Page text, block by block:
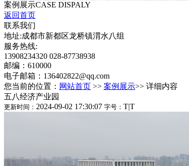
案例展示CASE DISPALY
返回首页
联系我们
地址:成都市新都区龙桥镇渭水八组
服务热线:
13908234320 028-87738938
邮编：610000
电子邮箱：136402822@qq.com
您当前的位置： 网站首页 >> 案例展示>> 详细内容
五八经济产业园
更新时间： 2024-09-02 17:30:07 字号： T|T